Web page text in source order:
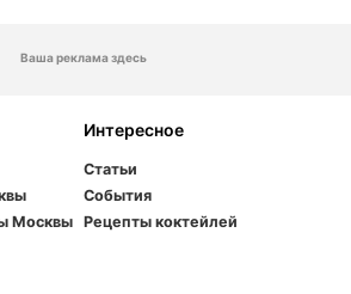
Ваша реклама здесь
Москвы
Интересное
Статьи
События
Рецепты коктейлей